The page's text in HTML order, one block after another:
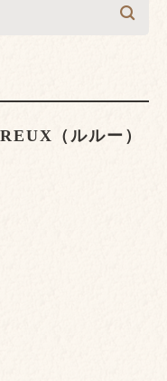
（ルルー）